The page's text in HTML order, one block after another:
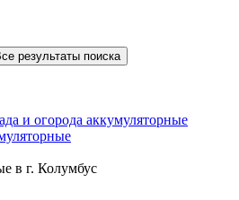
результаты поиска
и огорода аккумуляторные
в г. Колумбус